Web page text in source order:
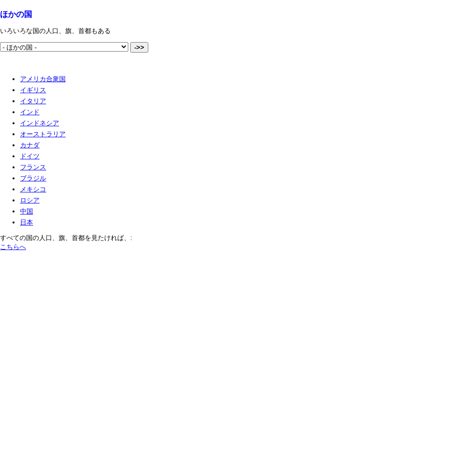
ほかの国
いろいろな国の人口、旗、首都もある
アメリカ合衆国
イギリス
イタリア
インド
インドネシア
オーストラリア
カナダ
ドイツ
フランス
ブラジル
メキシコ
ロシア
中国
日本
すべての国の人口、旗、首都を見たければ、:
こちらへ